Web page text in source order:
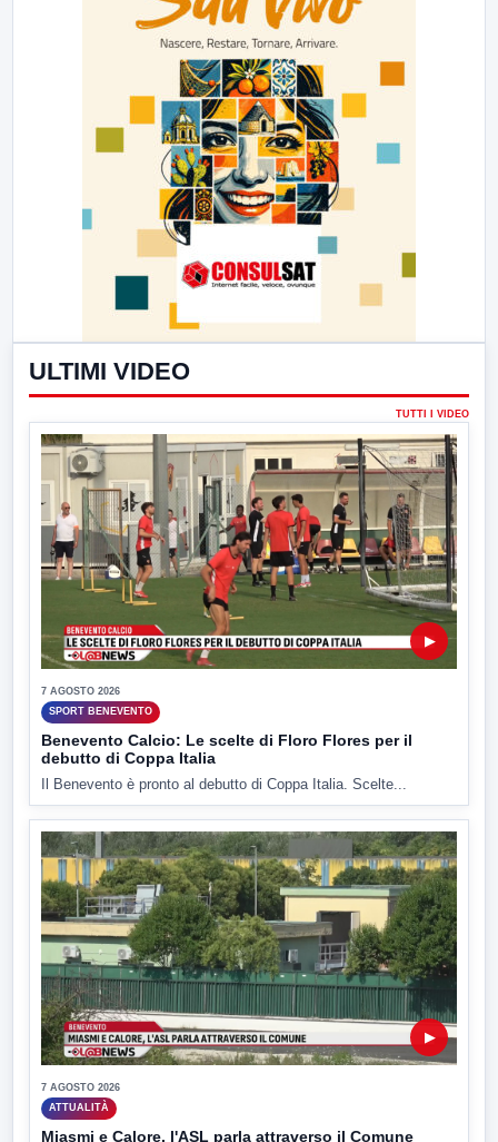
ULTIMI VIDEO
TUTTI I VIDEO
▶
7 AGOSTO 2026
SPORT BENEVENTO
Benevento Calcio: Le scelte di Floro Flores per il
debutto di Coppa Italia
Il Benevento è pronto al debutto di Coppa Italia. Scelte...
▶
7 AGOSTO 2026
ATTUALITÀ
Miasmi e Calore, l'ASL parla attraverso il Comune